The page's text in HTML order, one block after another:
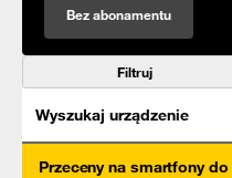
Bez abonamentu
Filtruj
Wyszukaj urządzenie
Przeceny na smartfony do